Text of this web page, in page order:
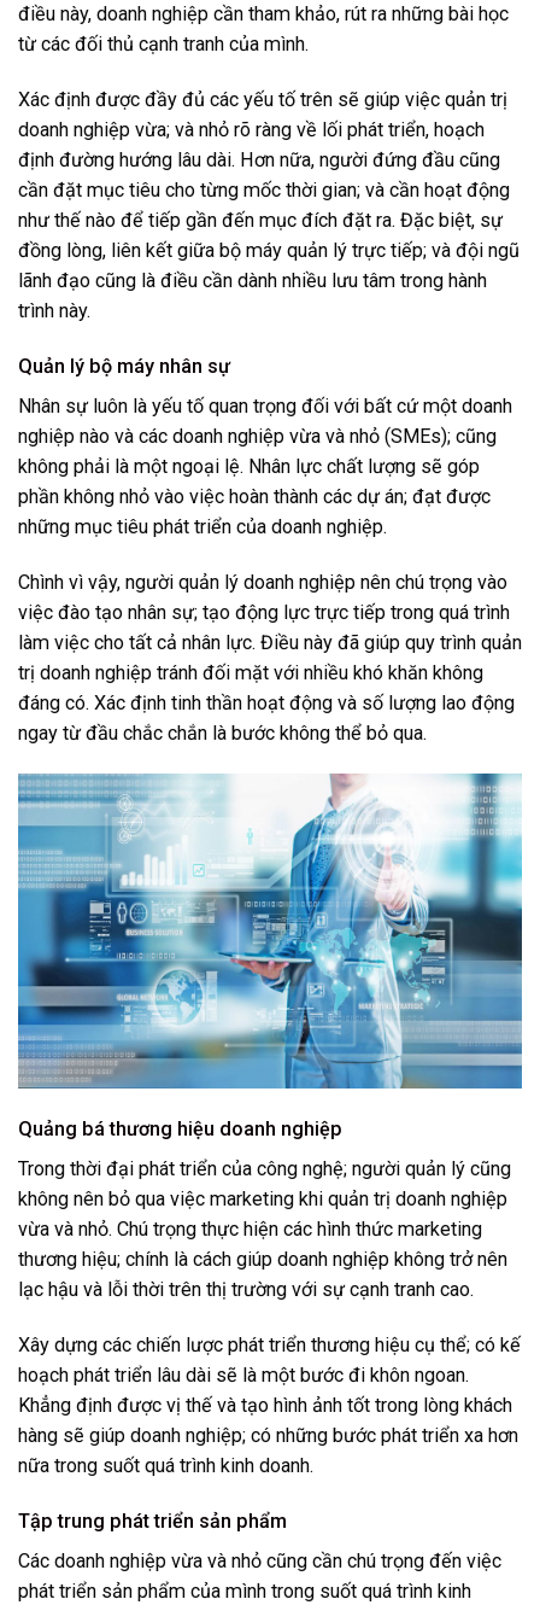
điều này, doanh nghiệp cần tham khảo, rút ra những bài học
từ các đối thủ cạnh tranh của mình.
Xác định được đầy đủ các yếu tố trên sẽ giúp việc quản trị
doanh nghiệp vừa; và nhỏ rõ ràng về lối phát triển, hoạch
định đường hướng lâu dài. Hơn nữa, người đứng đầu cũng
cần đặt mục tiêu cho từng mốc thời gian; và cần hoạt động
như thế nào để tiếp gần đến mục đích đặt ra. Đặc biệt, sự
đồng lòng, liên kết giữa bộ máy quản lý trực tiếp; và đội ngũ
lãnh đạo cũng là điều cần dành nhiều lưu tâm trong hành
trình này.
Quản lý bộ máy nhân sự
Nhân sự luôn là yếu tố quan trọng đối với bất cứ một doanh
nghiệp nào và các doanh nghiệp vừa và nhỏ (SMEs); cũng
không phải là một ngoại lệ. Nhân lực chất lượng sẽ góp
phần không nhỏ vào việc hoàn thành các dự án; đạt được
những mục tiêu phát triển của doanh nghiệp.
Chình vì vậy, người quản lý doanh nghiệp nên chú trọng vào
việc đào tạo nhân sự; tạo động lực trực tiếp trong quá trình
làm việc cho tất cả nhân lực. Điều này đã giúp quy trình quản
trị doanh nghiệp tránh đối mặt với nhiều khó khăn không
đáng có. Xác định tinh thần hoạt động và số lượng lao động
ngay từ đầu chắc chắn là bước không thể bỏ qua.
Quảng bá thương hiệu doanh nghiệp
Trong thời đại phát triển của công nghệ; người quản lý cũng
không nên bỏ qua việc marketing khi quản trị doanh nghiệp
vừa và nhỏ. Chú trọng thực hiện các hình thức marketing
thương hiệu; chính là cách giúp doanh nghiệp không trở nên
lạc hậu và lỗi thời trên thị trường với sự cạnh tranh cao.
Xây dựng các chiến lược phát triển thương hiệu cụ thể; có kế
hoạch phát triển lâu dài sẽ là một bước đi khôn ngoan.
Khẳng định được vị thế và tạo hình ảnh tốt trong lòng khách
hàng sẽ giúp doanh nghiệp; có những bước phát triển xa hơn
nữa trong suốt quá trình kinh doanh.
Tập trung phát triển sản phẩm
Các doanh nghiệp vừa và nhỏ cũng cần chú trọng đến việc
phát triển sản phẩm của mình trong suốt quá trình kinh